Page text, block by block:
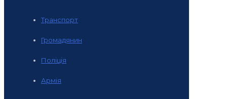
Транспорт
Громадянин
Поліція
Армія